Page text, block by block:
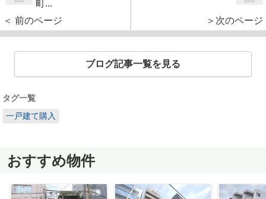
町...
＜ 前のページ
＞次のページ
ブログ記事一覧を見る
タグ一覧
一戸建て購入
おすすめ物件